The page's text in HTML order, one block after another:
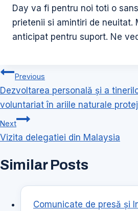
Day va fi pentru noi toti o
prietenii si amintiri de neuitat.
anticipat pentru suport. Ne
Navigare
în
articole
Previous
Dezvoltarea personală şi a
voluntariat în ariile naturale
Next
Vizita delegatiei din Malaysia
Similar Posts
Comunicate de presă şi